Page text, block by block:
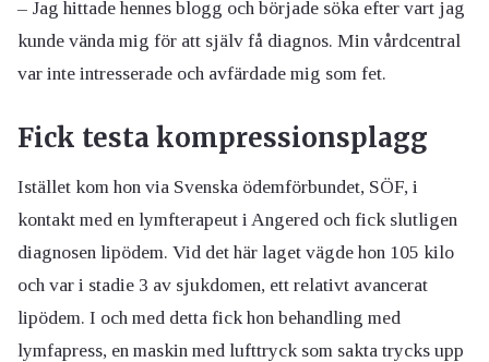
– Jag hittade hennes blogg och började söka efter vart jag
kunde vända mig för att själv få diagnos. Min vårdcentral
var inte intresserade och avfärdade mig som fet.
Fick testa kompressionsplagg
Istället kom hon via Svenska ödemförbundet, SÖF, i
kontakt med en lymfterapeut i Angered och fick slutligen
diagnosen lipödem. Vid det här laget vägde hon 105 kilo
och var i stadie 3 av sjukdomen, ett relativt avancerat
lipödem. I och med detta fick hon behandling med
lymfapress, en maskin med lufttryck som sakta trycks upp